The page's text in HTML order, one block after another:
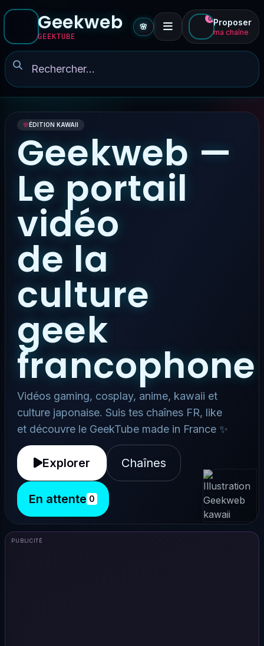
Geekweb
GEEKTUBE
🌸
0 Proposer
ma chaîne
🌸ÉDITION KAWAII
Geekweb —
Le portail
vidéo
de la
culture
geek
francophone
Vidéos gaming, cosplay, anime, kawaii et
culture japonaise. Suis tes chaînes FR, like
et découvre le GeekTube made in France ✨
Explorer Chaînes
En attente 0
PUBLICITÉ